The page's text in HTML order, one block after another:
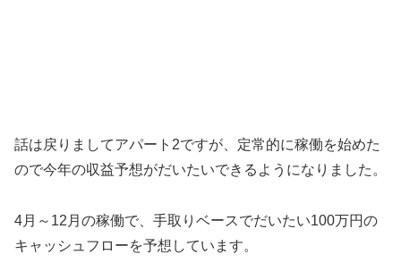
話は戻りましてアパート2ですが、定常的に稼働を始めた
ので今年の収益予想がだいたいできるようになりました。
4月～12月の稼働で、手取りベースでだいたい100万円の
キャッシュフローを予想しています。